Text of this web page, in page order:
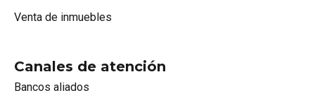
Venta de inmuebles
Canales de atención
Bancos aliados